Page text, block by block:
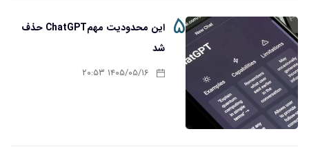
۵
این محدودیت مهمChatGPT حذف
شد
۱۴۰۵/۰۵/۱۶ ۲۰:۵۳